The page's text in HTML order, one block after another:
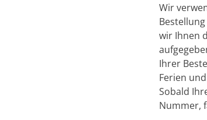
Wir
wir Ihnen
Ihrer
Ferien
Sobald
Nummer,